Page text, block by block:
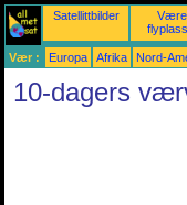
Satellittbilder
Vær : Europa Afrika Nord-
10-dagers